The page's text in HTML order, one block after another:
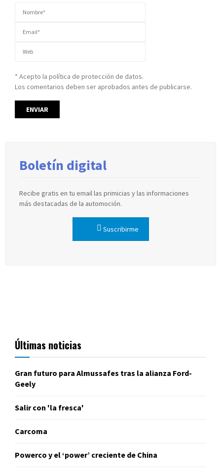
* Acepto la política de protección de datos.
Los comentarios deben ser aprobados antes de publicarse.
Boletín digital
Recibe gratis en tu email las primicias y las informaciones
más destacadas de la automoción.
Suscribirme
Últimas noticias
Gran futuro para Almussafes tras la alianza Ford-
Geely
Salir con 'la fresca'
Carcoma
Powerco y el ‘power’ creciente de China